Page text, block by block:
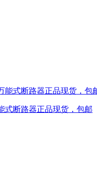
式断路器正品现货，包邮